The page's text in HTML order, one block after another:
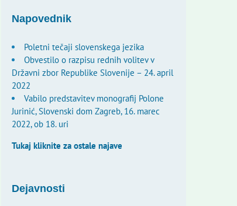
Napovednik
Poletni tečaji slovenskega jezika
Obvestilo o razpisu rednih volitev v
Državni zbor Republike Slovenije – 24. april
2022
Vabilo predstavitev monografij Polone
Jurinić, Slovenski dom Zagreb, 16. marec
2022, ob 18. uri
Tukaj kliknite za ostale najave
Dejavnosti